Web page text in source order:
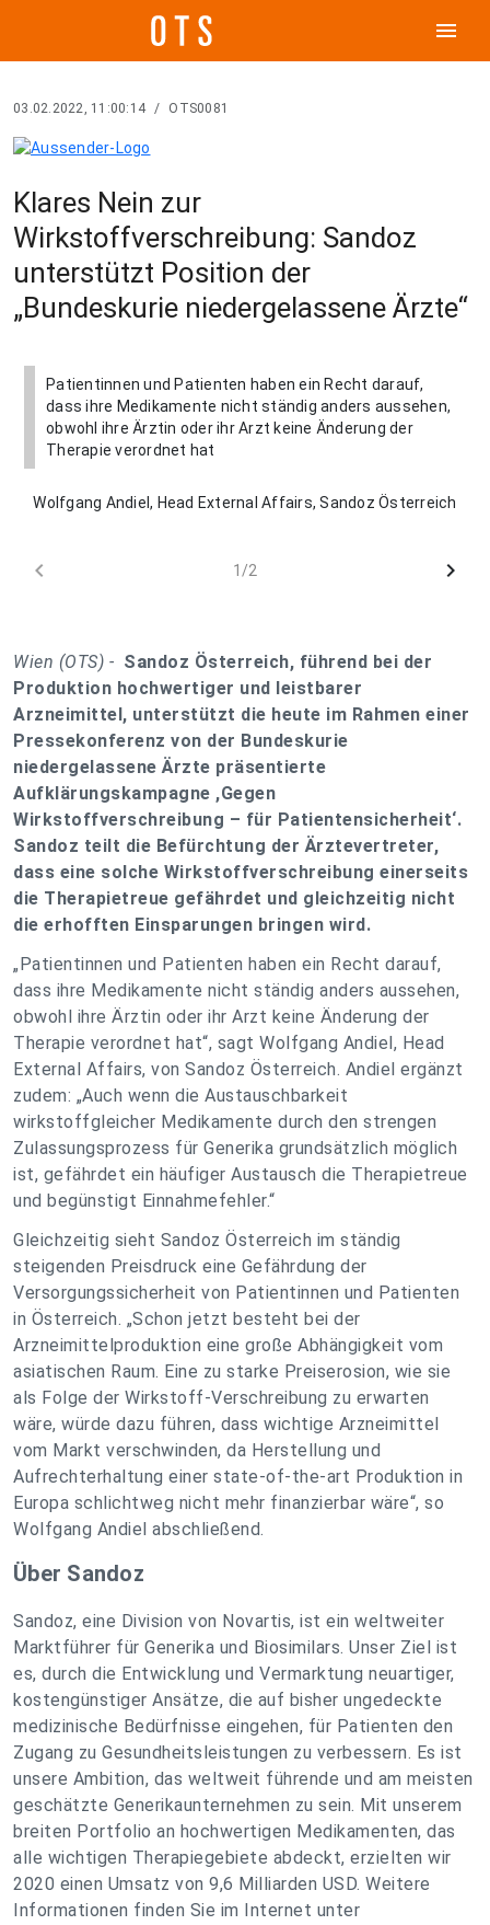
menu
03.02.2022, 11:00:14 / OTS0081
Klares Nein zur
Wirkstoffverschreibung: Sandoz
unterstützt Position der
„Bundeskurie niedergelassene Ärzte“
Patientinnen und Patienten haben ein Recht darauf,
dass ihre Medikamente nicht ständig anders aussehen,
obwohl ihre Ärztin oder ihr Arzt keine Änderung der
Therapie verordnet hat
Wolfgang Andiel, Head External Affairs, Sandoz Österreich
chevron_left 1/2 chevron_right
Wien (OTS) - Sandoz Österreich, führend bei der
Produktion hochwertiger und leistbarer
Arzneimittel, unterstützt die heute im Rahmen einer
Pressekonferenz von der Bundeskurie
niedergelassene Ärzte präsentierte
Aufklärungskampagne ,Gegen
Wirkstoffverschreibung – für Patientensicherheit‘.
Sandoz teilt die Befürchtung der Ärztevertreter,
dass eine solche Wirkstoffverschreibung einerseits
die Therapietreue gefährdet und gleichzeitig nicht
die erhofften Einsparungen bringen wird.
„Patientinnen und Patienten haben ein Recht darauf,
dass ihre Medikamente nicht ständig anders aussehen,
obwohl ihre Ärztin oder ihr Arzt keine Änderung der
Therapie verordnet hat“, sagt Wolfgang Andiel, Head
External Affairs, von Sandoz Österreich. Andiel ergänzt
zudem: „Auch wenn die Austauschbarkeit
wirkstoffgleicher Medikamente durch den strengen
Zulassungsprozess für Generika grundsätzlich möglich
ist, gefährdet ein häufiger Austausch die Therapietreue
und begünstigt Einnahmefehler.“
Gleichzeitig sieht Sandoz Österreich im ständig
steigenden Preisdruck eine Gefährdung der
Versorgungssicherheit von Patientinnen und Patienten
in Österreich. „Schon jetzt besteht bei der
Arzneimittelproduktion eine große Abhängigkeit vom
asiatischen Raum. Eine zu starke Preiserosion, wie sie
als Folge der Wirkstoff-Verschreibung zu erwarten
wäre, würde dazu führen, dass wichtige Arzneimittel
vom Markt verschwinden, da Herstellung und
Aufrechterhaltung einer state-of-the-art Produktion in
Europa schlichtweg nicht mehr finanzierbar wäre“, so
Wolfgang Andiel abschließend.
Über Sandoz
Sandoz, eine Division von Novartis, ist ein weltweiter
Marktführer für Generika und Biosimilars. Unser Ziel ist
es, durch die Entwicklung und Vermarktung neuartiger,
kostengünstiger Ansätze, die auf bisher ungedeckte
medizinische Bedürfnisse eingehen, für Patienten den
Zugang zu Gesundheitsleistungen zu verbessern. Es ist
unsere Ambition, das weltweit führende und am meisten
geschätzte Generikaunternehmen zu sein. Mit unserem
breiten Portfolio an hochwertigen Medikamenten, das
alle wichtigen Therapiegebiete abdeckt, erzielten wir
2020 einen Umsatz von 9,6 Milliarden USD. Weitere
Informationen finden Sie im Internet unter